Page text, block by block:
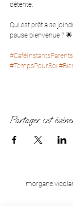
détente.
Qui est prêt à se
pause bienvenue ? 🌟
#CaféInstantsParents
#TempsPourSoi
Partager cet